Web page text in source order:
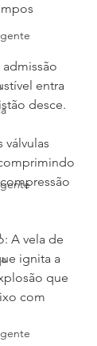
entra
desce.
válvulas
A vela de
ignita a
que
com